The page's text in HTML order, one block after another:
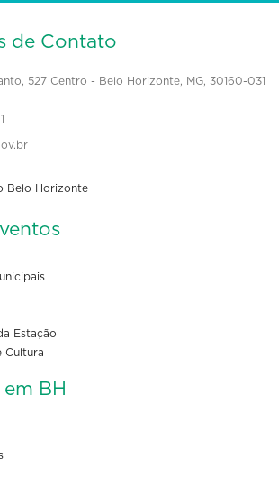
de Contato
527 Centro - Belo Horizonte, MG, 30160-031
Belo Horizonte
Estação
Cultura
BH